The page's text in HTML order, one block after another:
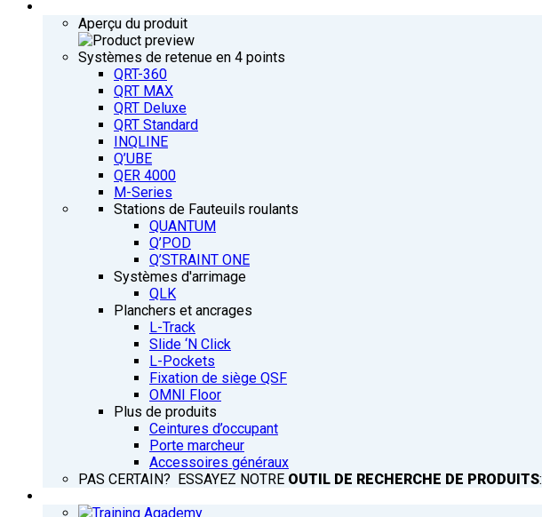
Aperçu du produit
Systèmes de retenue en 4 points
QRT-360
QRT MAX
QRT Deluxe
QRT Standard
INQLINE
Q’UBE
QER 4000
M-Series
Stations de Fauteuils roulants
QUANTUM
Q’POD
Q’STRAINT ONE
Systèmes d'arrimage
QLK
Planchers et ancrages
L-Track
Slide ‘N Click
L-Pockets
Fixation de siège QSF
OMNI Floor
Plus de produits
Ceintures d’occupant
Porte marcheur
Accessoires généraux
PAS CERTAIN? ESSAYEZ NOTRE OUTIL DE RECHERCHE DE PRODUITS: